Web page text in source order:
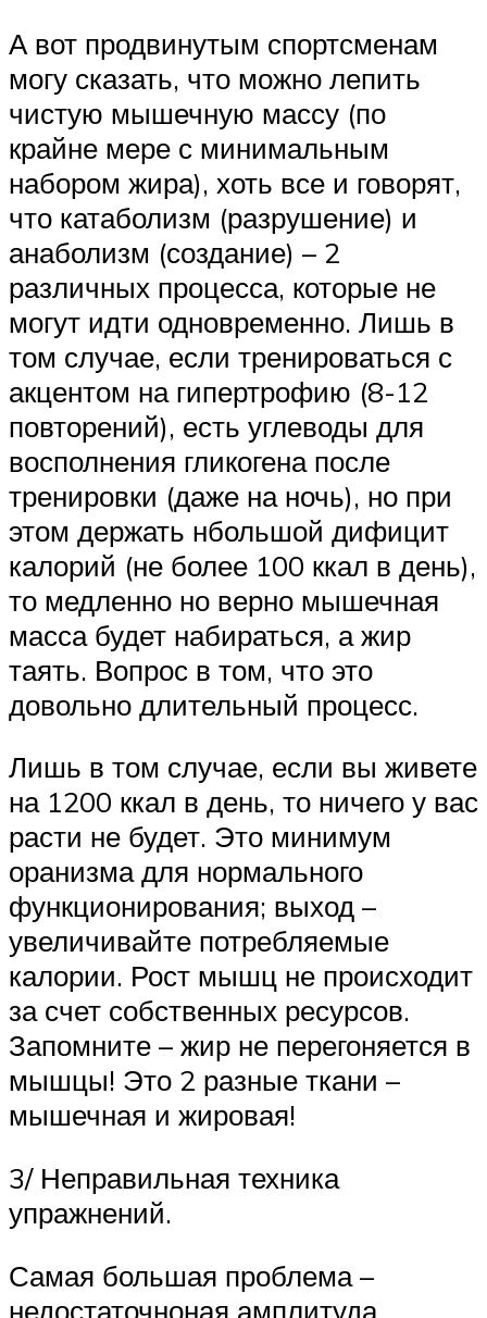
А вот продвинутым спортсменам
могу сказать, что можно лепить
чистую мышечную массу (по
крайне мере с минимальным
набором жира), хоть все и говорят,
что катаболизм (разрушение) и
анаболизм (создание) – 2
различных процесса, которые не
могут идти одновременно. Лишь в
том случае, если тренироваться с
акцентом на гипертрофию (8-12
повторений), есть углеводы для
восполнения гликогена после
тренировки (даже на ночь), но при
этом держать нбольшой дифицит
калорий (не более 100 ккал в день),
то медленно но верно мышечная
масса будет набираться, а жир
таять. Вопрос в том, что это
довольно длительный процесс.
Лишь в том случае, если вы живете
на 1200 ккал в день, то ничего у вас
расти не будет. Это минимум
оранизма для нормального
функционирования; выход –
увеличивайте потребляемые
калории. Рост мышц не происходит
за счет собственных ресурсов.
Запомните – жир не перегоняется в
мышцы! Это 2 разные ткани –
мышечная и жировая!
3/ Неправильная техника
упражнений.
Самая большая проблема –
недостаточноная амплитуда